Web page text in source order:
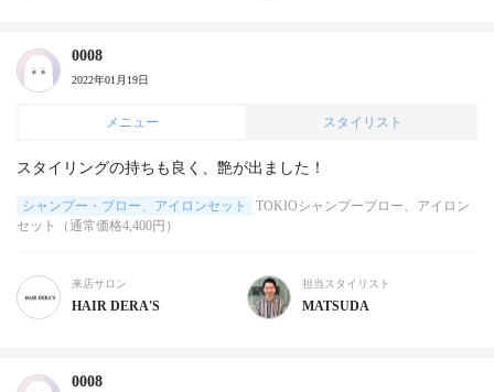
0008
2022年01月19日
メニュー スタイリスト
スタイリングの持ちも良く、艶が出ました！
シャンプー・ブロー、アイロンセット
TOKIOシャンプーブロー、アイロン
セット（通常価格4,400円）
来店サロン
HAIR DERA'S
担当スタイリスト
MATSUDA
0008